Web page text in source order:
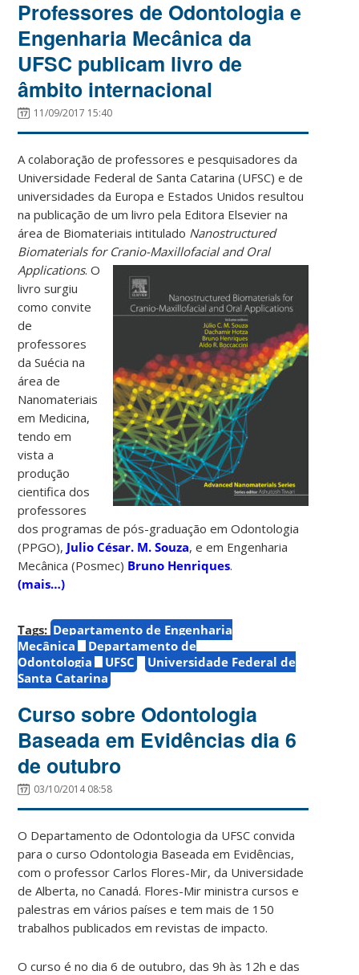
Professores de Odontologia e
Engenharia Mecânica da
UFSC publicam livro de
âmbito internacional
11/09/2017 15:40
A colaboração de professores e pesquisadores da
Universidade Federal de Santa Catarina (UFSC) e de
universidades da Europa e Estados Unidos resultou
na publicação de um livro pela Editora Elsevier na
área de Biomateriais intitulado Nanostructured
Biomaterials for Cranio-Maxillofacial and Oral
Applications. O
livro surgiu
como convite
de
professores
da Suécia na
área de
Nanomateriais
em Medicina,
tendo em
vista a
produção
cientifica dos
professores
dos programas de pós-graduação em Odontologia
(PPGO), Julio César. M. Souza, e em Engenharia
Mecânica (Posmec) Bruno Henriques.
(mais…)
Tags: Departamento de Engenharia
Mecânica
Departamento de
Odontologia
UFSC
Universidade Federal de
Santa Catarina
Curso sobre Odontologia
Baseada em Evidências dia 6
de outubro
03/10/2014 08:58
O Departamento de Odontologia da UFSC convida
para o curso Odontologia Baseada em Evidências,
com o professor Carlos Flores-Mir, da Universidade
de Alberta, no Canadá. Flores-Mir ministra cursos e
palestras em vários países e tem mais de 150
trabalhos publicados em revistas de impacto.
O curso é no dia 6 de outubro, das 9h às 12h e das